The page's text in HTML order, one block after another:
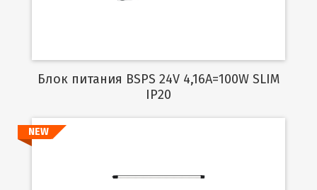
Блок питания BSPS 24V 4,16A=100W SLIM
IP20
NEW